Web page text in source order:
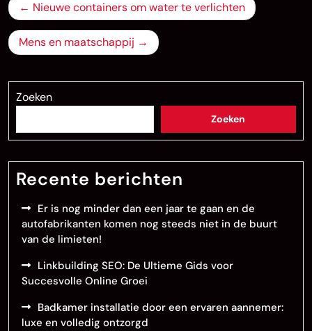
navigatie
Nieuwe containers om water te verlichten
Mens en maatschappij
Zoeken
Zoeken
Recente berichten
Er is nog minder dan een jaar te gaan en de
autofabrikanten komen nog steeds niet in de buurt
van de limieten!
Linkbuilding SEO: De Ultieme Gids voor
Succesvolle Online Groei
Badkamer installatie door een ervaren aannemer:
luxe en volledig ontzorgd